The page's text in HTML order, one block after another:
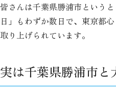
皆さんは千葉県勝浦市という
日」もわずか数日で、東京都
取り上げられています。
実は千葉県勝浦市と